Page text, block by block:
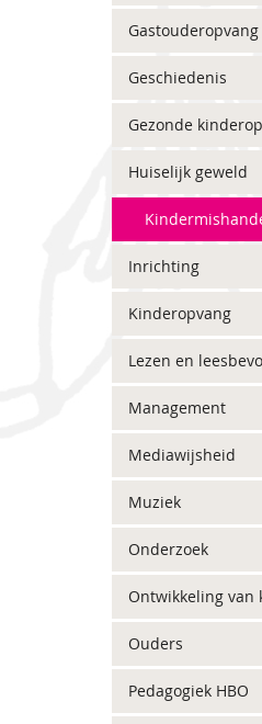
Gastouderopvang
Geschiedenis
Gezonde
Huiselijk geweld
Inrichting
Kinderopvang
Lezen en
Management
Mediawijsheid
Muziek
Onderzoek
Ontwikkeling van
Ouders
Pedagogiek HBO